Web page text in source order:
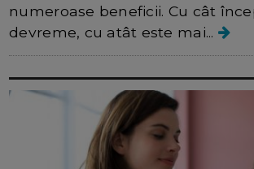
numeroase beneficii. Cu cât
devreme, cu atât este mai...